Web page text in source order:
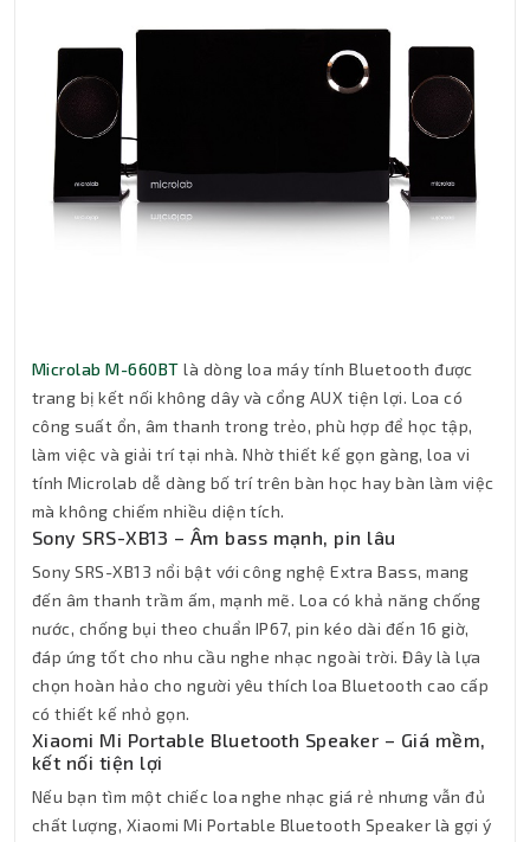
Microlab M-660BT là dòng loa máy tính Bluetooth được
trang bị kết nối không dây và cổng AUX tiện lợi. Loa có
công suất ổn, âm thanh trong trẻo, phù hợp để học tập,
làm việc và giải trí tại nhà. Nhờ thiết kế gọn gàng, loa vi
tính Microlab dễ dàng bố trí trên bàn học hay bàn làm việc
mà không chiếm nhiều diện tích.
Sony SRS-XB13 – Âm bass mạnh, pin lâu
Sony SRS-XB13 nổi bật với công nghệ Extra Bass, mang
đến âm thanh trầm ấm, mạnh mẽ. Loa có khả năng chống
nước, chống bụi theo chuẩn IP67, pin kéo dài đến 16 giờ,
đáp ứng tốt cho nhu cầu nghe nhạc ngoài trời. Đây là lựa
chọn hoàn hảo cho người yêu thích loa Bluetooth cao cấp
có thiết kế nhỏ gọn.
Xiaomi Mi Portable Bluetooth Speaker – Giá mềm,
kết nối tiện lợi
Nếu bạn tìm một chiếc loa nghe nhạc giá rẻ nhưng vẫn đủ
chất lượng, Xiaomi Mi Portable Bluetooth Speaker là gợi ý